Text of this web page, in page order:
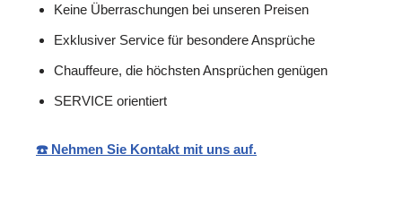
Keine Überraschungen bei unseren Preisen
Exklusiver Service für besondere Ansprüche
Chauffeure, die höchsten Ansprüchen genügen
SERVICE orientiert
☎️ Nehmen Sie Kontakt mit uns auf.